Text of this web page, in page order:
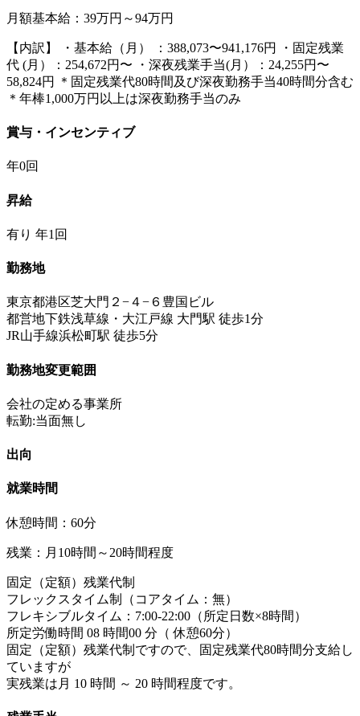
月額基本給：39万円～94万円
【内訳】 ・基本給（月） ：388,073〜941,176円 ・固定残業
代 (月）：254,672円〜 ・深夜残業手当(月）：24,255円〜
58,824円 ＊固定残業代80時間及び深夜勤務手当40時間分含む
＊年棒1,000万円以上は深夜勤務手当のみ
賞与・インセンティブ
年0回
昇給
有り 年1回
勤務地
東京都港区芝大門２−４−６豊国ビル
都営地下鉄浅草線・大江戸線 大門駅 徒歩1分
JR山手線浜松町駅 徒歩5分
勤務地変更範囲
会社の定める事業所
転勤:当面無し
出向
就業時間
休憩時間：60分
残業：月10時間～20時間程度
固定（定額）残業代制
フレックスタイム制（コアタイム：無）
フレキシブルタイム：7:00-22:00（所定日数×8時間）
所定労働時間 08 時間00 分（ 休憩60分）
固定（定額）残業代制ですので、固定残業代80時間分支給し
ていますが
実残業は月 10 時間 ～ 20 時間程度です。